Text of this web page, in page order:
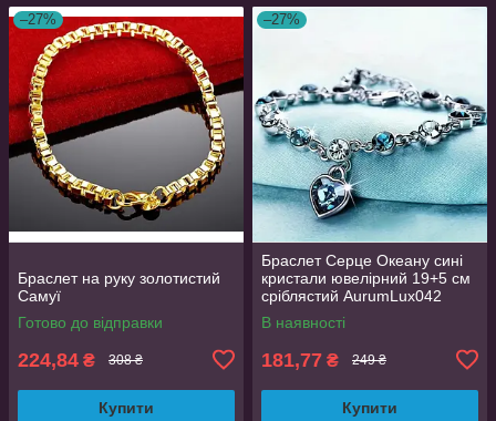
–27%
Браслет на руку золотистий
Самуї
Готово до відправки
224,84 ₴ 308 ₴
Купити
–27%
Браслет Серце Океану сині
кристали ювелірний 19+5 см
сріблястий AurumLux042
В наявності
181,77 ₴ 249 ₴
Купити